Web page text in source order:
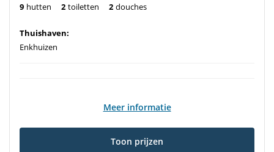
9 hutten 2 toiletten 2 douches
Thuishaven:
Enkhuizen
Meer informatie
Toon prijzen